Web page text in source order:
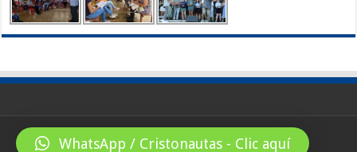
WhatsApp / Cristonautas - Clic aquí